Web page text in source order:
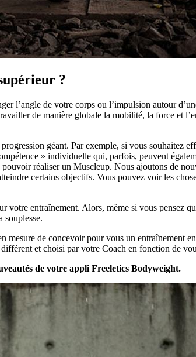
?
l’angle de votre corps ou l’impulsion autour
de manière globale la mobilité, la force et
géant. Par exemple, si vous souhaitez
» individuelle qui, parfois, peuvent
réaliser un Muscleup. Nous ajoutons de
certains objectifs. Vous pouvez voir les
entraînement. Alors, même si vous pensez
souplesse.
de concevoir pour vous un entraînement
et choisi par votre Coach en fonction de
de votre appli Freeletics Bodyweight.